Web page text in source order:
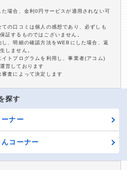
場合、金利0円サービスが適用されない可
の口コミは個人の感想であり、必ずしも
証するものではございません。
、明細の確認方法をWEBにした場合、返
しません。
トプログラムを利用し、事業者(アコム)
営しております
査によって決定します
探す
ナー
コーナー